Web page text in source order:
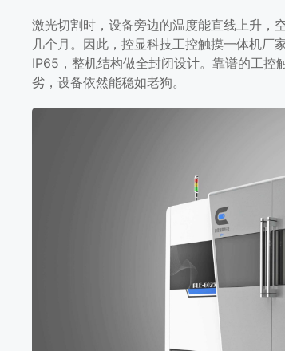
激光切割时，设备旁边的温度能直线上升，
几个月。因此，控显科技工控触摸一体机厂
IP65，整机结构做全封闭设计。靠谱的工控
劣，设备依然能稳如老狗。